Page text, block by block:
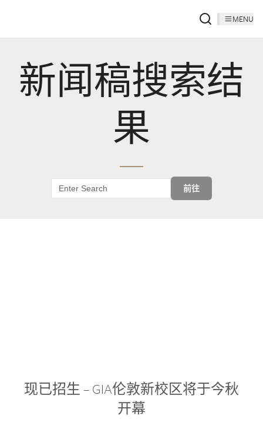
MENU
新闻稿搜索结
果
前往
现已招生 – GIA伦敦新校区将于今秋
开幕